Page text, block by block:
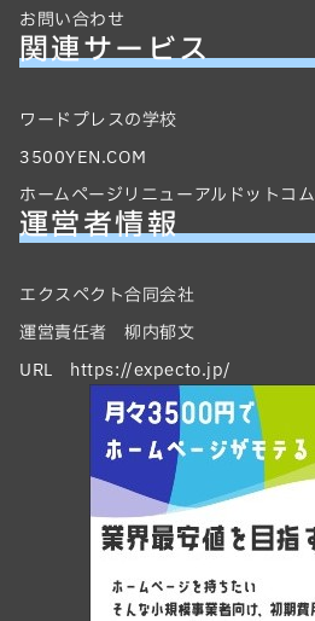
お問い合わせ
関連サービス
ワードプレスの学校
3500YEN.COM
ホームページリニューアルドットコム
運営者情報
エクスペクト合同会社
運営責任者 柳内郁文
URL https://expecto.jp/